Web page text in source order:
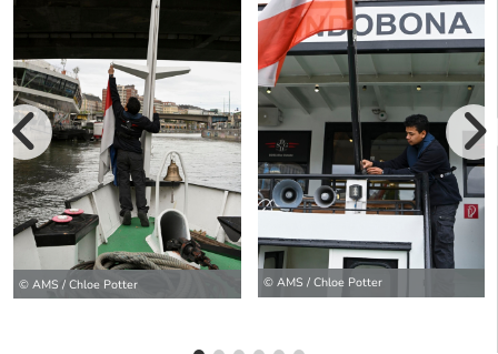
© AMS / Chloe Potter © AMS / Chloe Potter